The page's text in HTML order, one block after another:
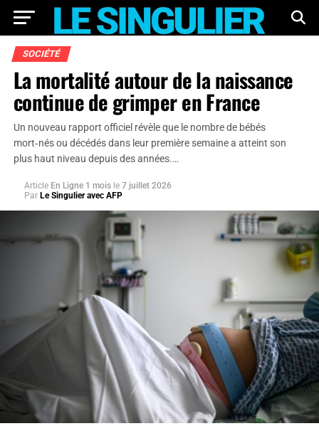
SOCIÉTÉ
La mortalité autour de la naissance
continue de grimper en France
Un nouveau rapport officiel révèle que le nombre de bébés
mort‑nés ou décédés dans leur première semaine a atteint son
plus haut niveau depuis des années.…
Article En Ligne 1 mois le 7 juillet 2026
Par Le Singulier avec AFP